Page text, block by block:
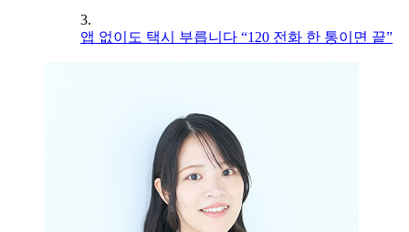
3.
앱 없이도 택시 부릅니다 “120 전화 한 통이면 끝”